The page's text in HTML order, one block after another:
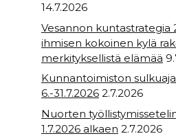
14.7.2026
Vesannon kuntastrategia
ihmisen kokoinen kylä
merkityksellistä elämää
Kunnantoimiston
6.-31.7.2026 2.7.2026
Nuorten
1.7.2026 alkaen 2.7.2026